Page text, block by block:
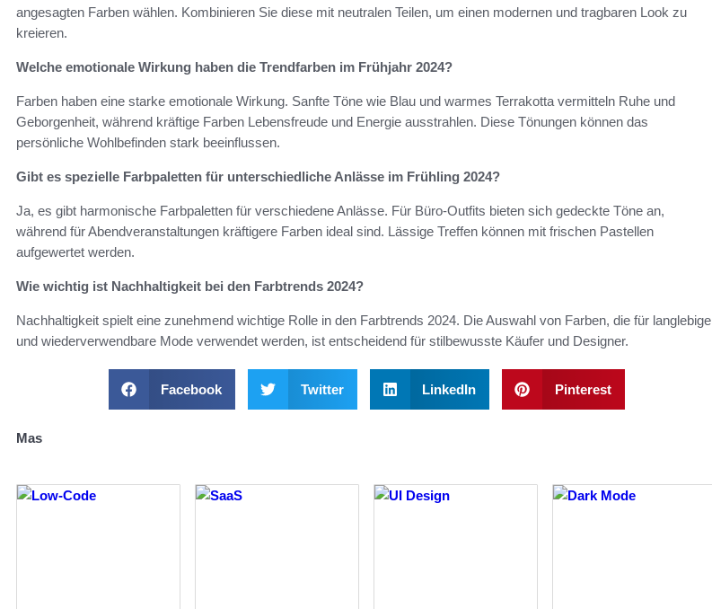
angesagten Farben wählen. Kombinieren Sie diese mit neutralen Teilen, um einen modernen und tragbaren Look zu
kreieren.
Welche emotionale Wirkung haben die Trendfarben im Frühjahr 2024?
Farben haben eine starke emotionale Wirkung. Sanfte Töne wie Blau und warmes Terrakotta vermitteln Ruhe und
Geborgenheit, während kräftige Farben Lebensfreude und Energie ausstrahlen. Diese Tönungen können das
persönliche Wohlbefinden stark beeinflussen.
Gibt es spezielle Farbpaletten für unterschiedliche Anlässe im Frühling 2024?
Ja, es gibt harmonische Farbpaletten für verschiedene Anlässe. Für Büro-Outfits bieten sich gedeckte Töne an,
während für Abendveranstaltungen kräftigere Farben ideal sind. Lässige Treffen können mit frischen Pastellen
aufgewertet werden.
Wie wichtig ist Nachhaltigkeit bei den Farbtrends 2024?
Nachhaltigkeit spielt eine zunehmend wichtige Rolle in den Farbtrends 2024. Die Auswahl von Farben, die für langlebige
und wiederverwendbare Mode verwendet werden, ist entscheidend für stilbewusste Käufer und Designer.
Facebook Twitter LinkedIn Pinterest
Mas